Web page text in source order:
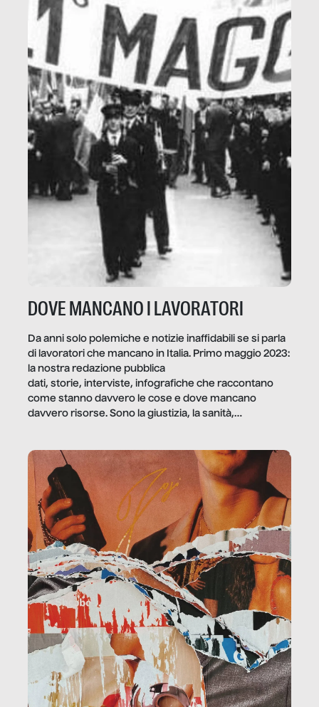
DOVE MANCANO I LAVORATORI
Da anni solo polemiche e notizie inaffidabili se si parla
di lavoratori che mancano in Italia. Primo maggio 2023:
la nostra redazione pubblica
dati, storie, interviste, infografiche che raccontano
come stanno davvero le cose e dove mancano
davvero risorse. Sono la giustizia, la sanità,